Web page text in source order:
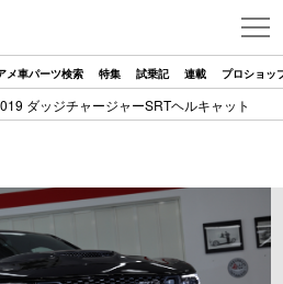
メ車パーツ検索 特集 試乗記 連載 プロショッ
ダッジチャージャーSRTヘルキャット